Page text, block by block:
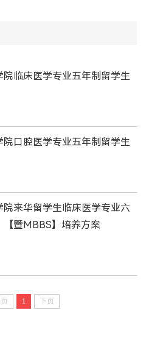
院临床医学专业五年制留学生
院口腔医学专业五年制留学生
院来华留学生临床医学专业六
【暨MBBS】培养方案
1 下页